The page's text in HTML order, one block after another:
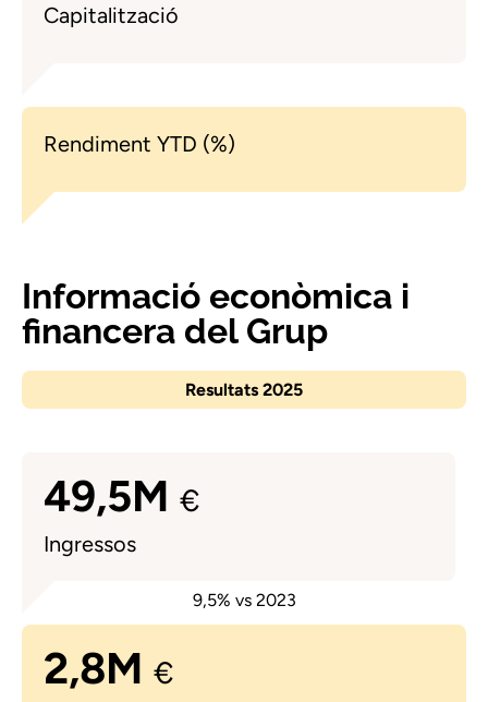
Capitalització
Rendiment YTD (%)
Informació econòmica i
financera del Grup
Resultats 2025
49,5M
Ingressos
2,8M